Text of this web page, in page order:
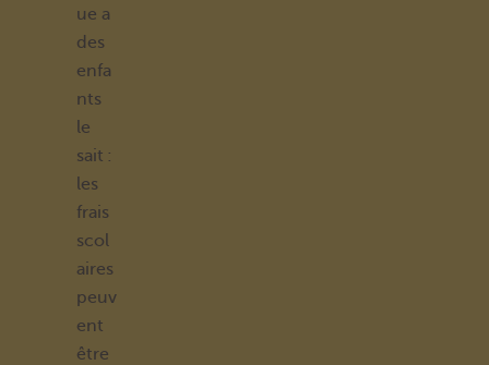
ue a
des
enfa
nts
le
sait :
les
frais
scol
aires
peuv
ent
être